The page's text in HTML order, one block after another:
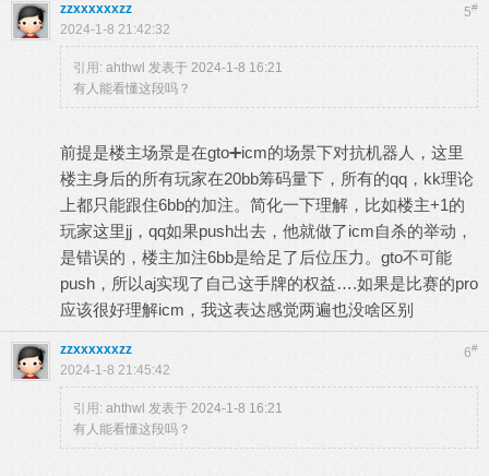
5#
zzxxxxxxzz
2024-1-8 21:42:32
引用: ahthwl 发表于 2024-1-8 16:21
有人能看懂这段吗？
前提是楼主场景是在gto➕icm的场景下对抗机器人，这里
楼主身后的所有玩家在20bb筹码量下，所有的qq，kk理论
上都只能跟住6bb的加注。简化一下理解，比如楼主+1的
玩家这里jj，qq如果push出去，他就做了icm自杀的举动，
是错误的，楼主加注6bb是给足了后位压力。gto不可能
push，所以aj实现了自己这手牌的权益….如果是比赛的pro
应该很好理解icm，我这表达感觉两遍也没啥区别
6#
zzxxxxxxzz
2024-1-8 21:45:42
引用: ahthwl 发表于 2024-1-8 16:21
有人能看懂这段吗？